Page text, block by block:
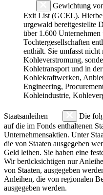
Gewichtung
Exit List (GCEL).
urgewald bereitgestellte
über 1.600
Tochtergesellschaften
enthält. Sie umfasst
Kohleverstromung,
Kohletransport und in
Kohlekraftwerken,
Engineering,
Kohleindustrie,
Staatsanleihen
Die
auf die im Fonds enthaltenen
Unternehmensaktien. Unter
die von Staaten ausgegeben
Geld leihen. Sie haben eine
Wir berücksichtigen nur
von Staaten, ausgegeben
Anleihen, die von regionalen
ausgegeben werden.